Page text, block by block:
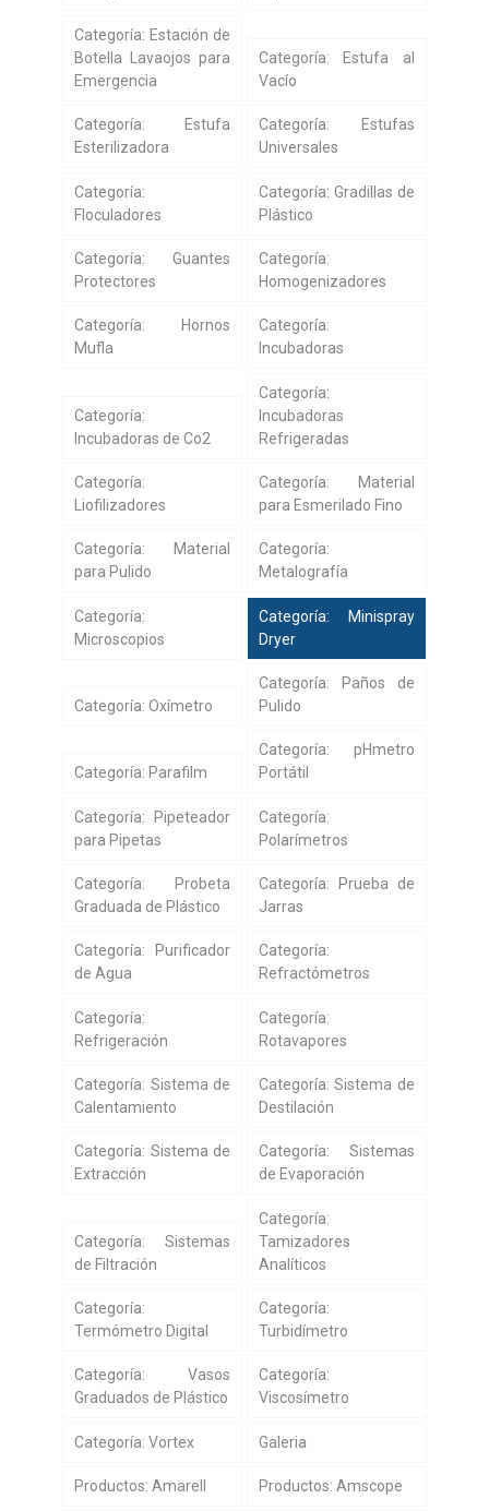
Categoría: Estación de
Botella Lavaojos para
Emergencia
Categoría: Estufa al
Vacío
Categoría: Estufa
Esterilizadora
Categoría: Estufas
Universales
Categoría:
Floculadores
Categoría: Gradillas de
Plástico
Categoría: Guantes
Protectores
Categoría:
Homogenizadores
Categoría: Hornos
Mufla
Categoría:
Incubadoras
Categoría:
Incubadoras de Co2
Categoría:
Incubadoras
Refrigeradas
Categoría:
Liofilizadores
Categoría: Material
para Esmerilado Fino
Categoría: Material
para Pulido
Categoría:
Metalografía
Categoría:
Microscopios
Categoría: Minispray
Dryer
Categoría: Oxímetro
Categoría: Paños de
Pulido
Categoría: Parafilm
Categoría: pHmetro
Portátil
Categoría: Pipeteador
para Pipetas
Categoría:
Polarímetros
Categoría: Probeta
Graduada de Plástico
Categoría: Prueba de
Jarras
Categoría: Purificador
de Agua
Categoría:
Refractómetros
Categoría:
Refrigeración
Categoría:
Rotavapores
Categoría: Sistema de
Calentamiento
Categoría: Sistema de
Destilación
Categoría: Sistema de
Extracción
Categoría: Sistemas
de Evaporación
Categoría: Sistemas
de Filtración
Categoría:
Tamizadores
Analíticos
Categoría:
Termómetro Digital
Categoría:
Turbidímetro
Categoría: Vasos
Graduados de Plástico
Categoría:
Viscosímetro
Categoría: Vortex Galeria
Productos: Amarell Productos: Amscope